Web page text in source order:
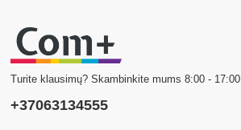
Turite klausimų? Skambinkite mums 8:00 - 17:00
+37063134555